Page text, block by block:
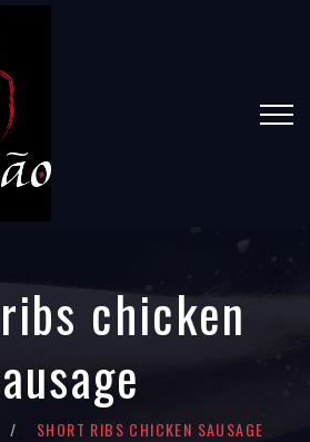
chicken
SHORT RIBS CHICKEN SAUSAGE